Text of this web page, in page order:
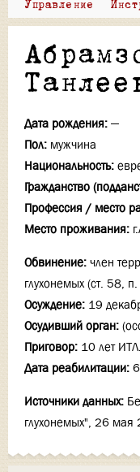
Управление
Дата рождения: —
Пол: мужчина
Национальность:
Гражданство
Профессия / место
Место проживания:
Обвинение: член
глухонемых (ст. 58,
Осуждение: 19
Осудивший орган:
Приговор: 10 лет ИТЛ.
Дата реабилитации:
Источники данных:
глухонемых", 26 мая